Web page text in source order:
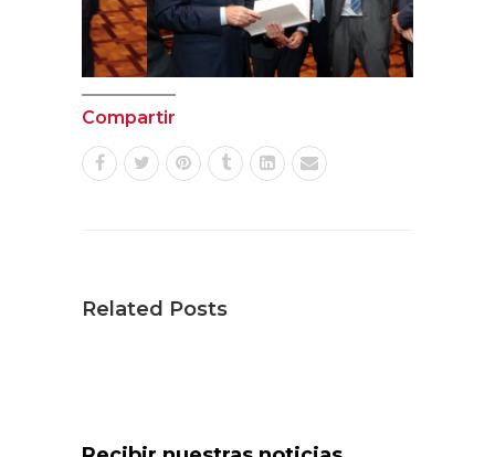
Compartir
Related Posts